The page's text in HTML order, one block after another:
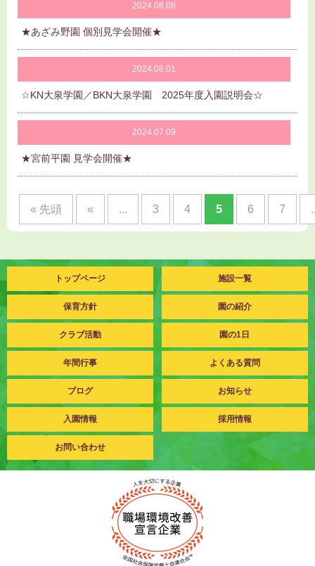
2024.08.08
★あざみ野園 個別見学会開催★
2024.08.01
☆KN大泉学園／BKN大泉学園 2025年度入園説明会☆
2024.07.09
★宮前平園 見学会開催★
« 先頭 « ... 3 4 5 6 7
トップページ 施設一覧
保育方針 園の紹介
クラブ活動 園の1日
年間行事 よくある質問
ブログ お知らせ
入園情報 採用情報
お問い合わせ